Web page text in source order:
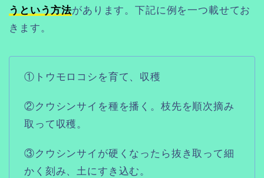
うという方法があります。下記に例を一つ載せてお
きます。
①トウモロコシを育て、収穫
②クウシンサイを種を播く。枝先を順次摘み
取って収穫。
③クウシンサイが硬くなったら抜き取って細
かく刻み、土にすき込む。